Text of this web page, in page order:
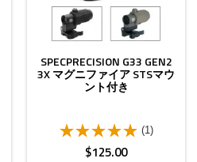
SPECPRECISION G33 GEN2
3X マグニファイア STSマウ
ント付き
(1)
価
$125.00